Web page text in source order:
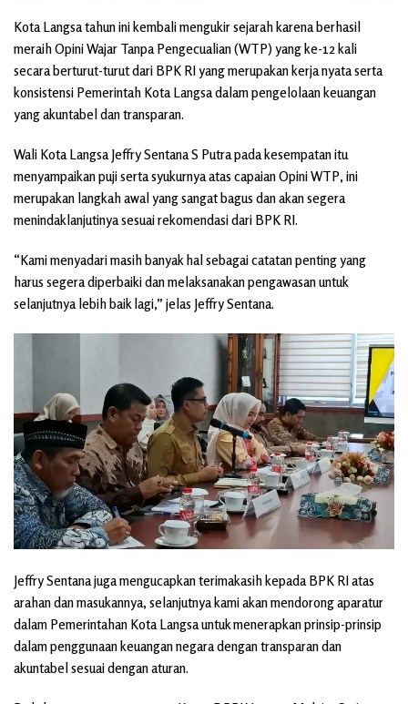
Kota Langsa tahun ini kembali mengukir sejarah karena berhasil
meraih Opini Wajar Tanpa Pengecualian (WTP) yang ke-12 kali
secara berturut-turut dari BPK RI yang merupakan kerja nyata serta
konsistensi Pemerintah Kota Langsa dalam pengelolaan keuangan
yang akuntabel dan transparan.
Wali Kota Langsa Jeffry Sentana S Putra pada kesempatan itu
menyampaikan puji serta syukurnya atas capaian Opini WTP, ini
merupakan langkah awal yang sangat bagus dan akan segera
menindaklanjutinya sesuai rekomendasi dari BPK RI.
“Kami menyadari masih banyak hal sebagai catatan penting yang
harus segera diperbaiki dan melaksanakan pengawasan untuk
selanjutnya lebih baik lagi,” jelas Jeffry Sentana.
Jeffry Sentana juga mengucapkan terimakasih kepada BPK RI atas
arahan dan masukannya, selanjutnya kami akan mendorong aparatur
dalam Pemerintahan Kota Langsa untuk menerapkan prinsip-prinsip
dalam penggunaan keuangan negara dengan transparan dan
akuntabel sesuai dengan aturan.